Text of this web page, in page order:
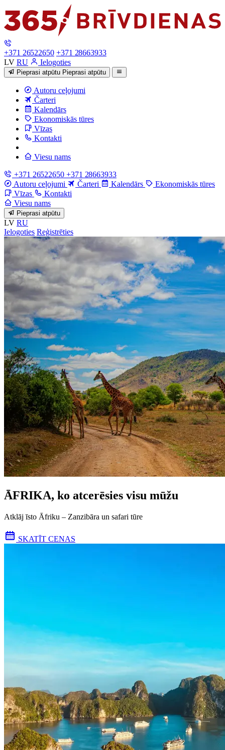
+371 26522650 +371 28663933
LV RU Ielogoties
Pieprasi atpūtu Pieprasi atpūtu
Autoru ceļojumi
Čarteri
Kalendārs
Ekonomiskās tūres
Vīzas
Kontakti
Viesu nams
+371 26522650 +371 28663933
Autoru ceļojumi
Čarteri Kalendārs
Ekonomiskās tūres
Vīzas
Kontakti
Viesu nams
Pieprasi atpūtu
LV RU
Ielogoties Reģistrēties
ĀFRIKA, ko atcerēsies visu mūžu
Atklāj īsto Āfriku – Zanzibāra un safari tūre
SKATĪT CENAS